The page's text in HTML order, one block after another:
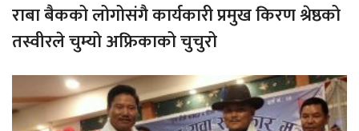
राबा बैकको लोगोसंगै कार्यकारी प्रमुख किरण श्रेष्ठको
तस्वीरले चुम्यो अफ्रिकाको चुचुरो